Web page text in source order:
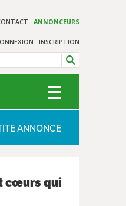
ANNONCEURS
INSCRIPTION
ANNONCE
cœurs qui